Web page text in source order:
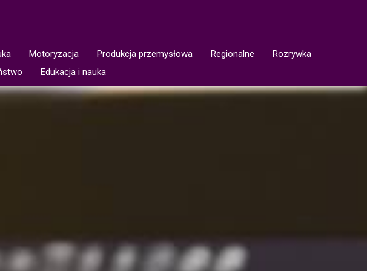
Motoryzacja Produkcja przemysłowa Regionalne
Rozrywka
Edukacja i nauka